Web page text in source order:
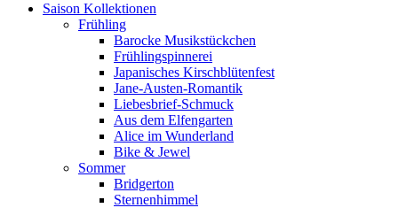
Saison Kollektionen
Frühling
Barocke Musikstückchen
Frühlingspinnerei
Japanisches Kirschblütenfest
Jane-Austen-Romantik
Liebesbrief-Schmuck
Aus dem Elfengarten
Alice im Wunderland
Bike & Jewel
Sommer
Bridgerton
Sternenhimmel